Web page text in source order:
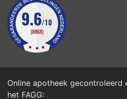
Online apotheek
het FAGG: